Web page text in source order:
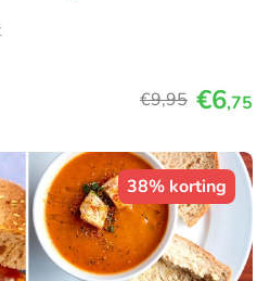
€9,95 €6,75
38% korting